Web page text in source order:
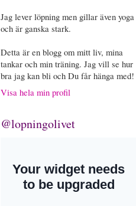
Jag lever löpning men gillar även yoga
och är ganska stark.
Detta är en blogg om mitt liv, mina
tankar och min träning. Jag vill se hur
bra jag kan bli och Du får hänga med!
Visa hela min profil
@lopningolivet